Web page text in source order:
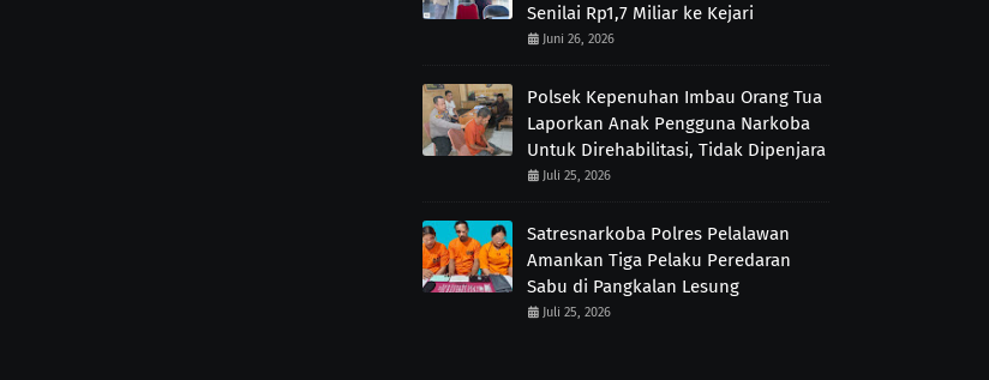
Senilai Rp1,7 Miliar ke Kejari
Juni 26, 2026
Polsek Kepenuhan Imbau Orang Tua
Laporkan Anak Pengguna Narkoba
Untuk Direhabilitasi, Tidak Dipenjara
Juli 25, 2026
Satresnarkoba Polres Pelalawan
Amankan Tiga Pelaku Peredaran
Sabu di Pangkalan Lesung
Juli 25, 2026